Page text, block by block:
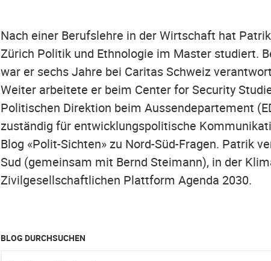
Nach einer Berufslehre in der Wirtschaft hat
Zürich Politik und Ethnologie im Master studiert.
war er sechs Jahre bei Caritas Schweiz
Weiter arbeitete er beim Center for Security
Politischen Direktion beim Aussendepartement
zuständig für entwicklungspolitische
Blog «Polit-Sichten» zu Nord-Süd-Fragen. Patrik
Sud (gemeinsam mit Bernd Steimann), in der
Zivilgesellschaftlichen Plattform Agenda 2030.
BLOG DURCHSUCHEN